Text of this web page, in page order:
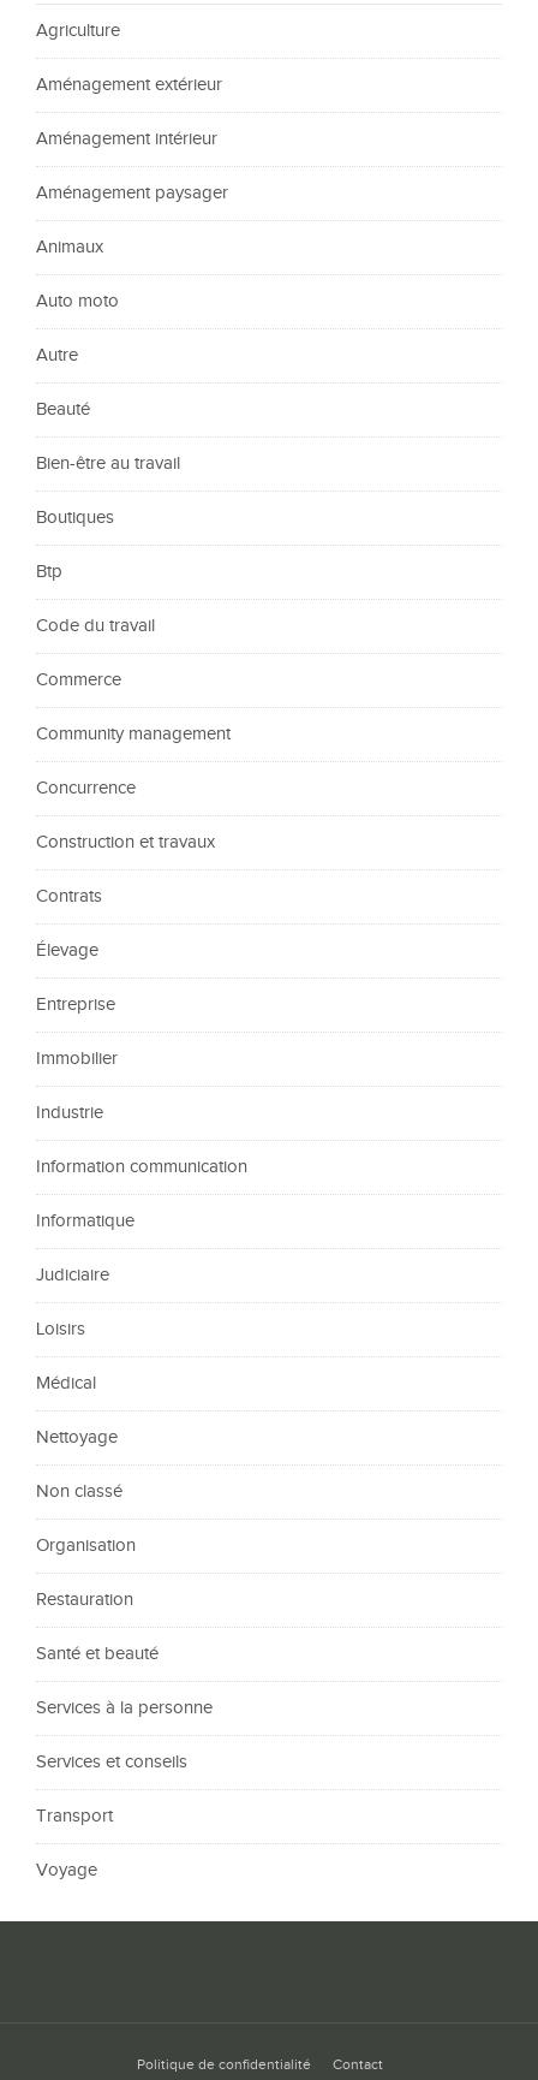
Agriculture
Aménagement extérieur
Aménagement intérieur
Aménagement paysager
Animaux
Auto moto
Autre
Beauté
Bien-être au travail
Boutiques
Btp
Code du travail
Commerce
Community management
Concurrence
Construction et travaux
Contrats
Élevage
Entreprise
Immobilier
Industrie
Information communication
Informatique
Judiciaire
Loisirs
Médical
Nettoyage
Non classé
Organisation
Restauration
Santé et beauté
Services à la personne
Services et conseils
Transport
Voyage
Politique de confidentialité Contact